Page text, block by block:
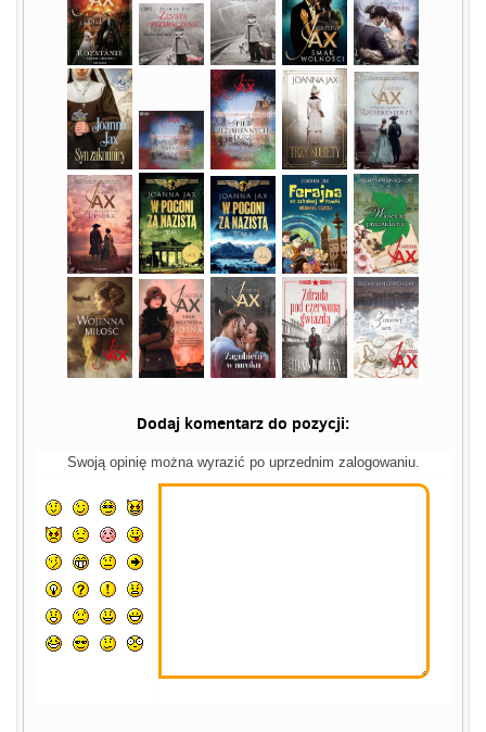
Dodaj komentarz do pozycji:
Swoją opinię można wyrazić po uprzednim zalogowaniu.